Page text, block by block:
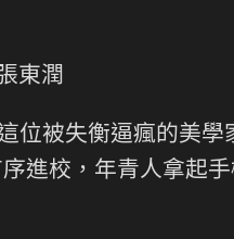
東潤
位被失衡逼瘋的美
進校，年青人拿起